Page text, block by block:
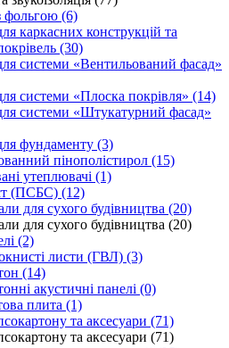
фольгою (6)
каркасних конструкцій та
(30)
системи «Вентильований фасад»
системи «Плоска покрівля» (14)
системи «Штукатурний фасад»
фундаменту (3)
пінополістирол (15)
утеплювачі (1)
(ПСБС) (12)
для сухого будівництва (20)
для сухого будівництва (20)
(2)
листи (ГВЛ) (3)
(14)
акустичні панелі (0)
плита (1)
та аксесуари (71)
та аксесуари (71)